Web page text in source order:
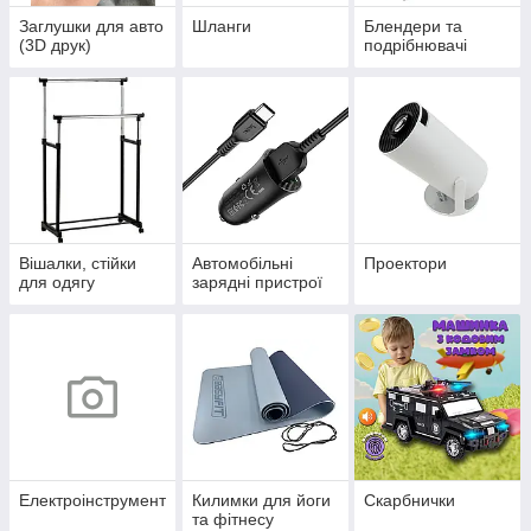
Заглушки для авто
(3D друк)
Шланги
Блендери та
подрібнювачі
Вішалки, стійки
для одягу
Автомобільні
зарядні пристрої
Проектори
Електроінструмент
Килимки для йоги
та фітнесу
Скарбнички